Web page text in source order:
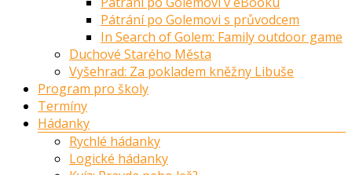
Pátrání po Golemovi s průvodcem
In Search of Golem: Family outdoor game
Duchové Starého Města
Vyšehrad: Za pokladem kněžny Libuše
Program pro školy
Termíny
Hádanky
Rychlé hádanky
Logické hádanky